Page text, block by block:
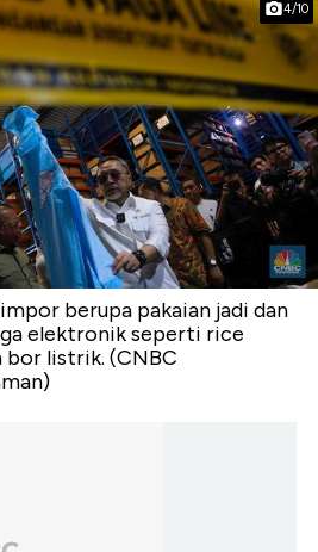
4/10
berupa pakaian jadi dan
elektronik seperti rice
bor listrik. (CNBC